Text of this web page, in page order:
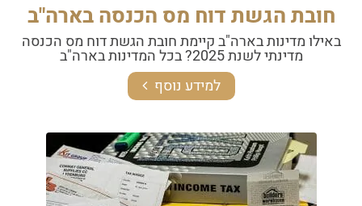
חובת הגשת דוח מס הכנסה בארה"ב
באילו מדינות בארה"ב קיימת חובת הגשת דוח מס הכנסה
מדינתי לשנת 2025? בכל המדינות בארה"ב
למידע נוסף